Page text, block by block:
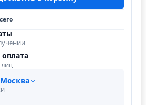
оплата
Москва